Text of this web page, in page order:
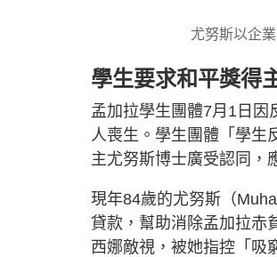
尤努斯以企
學生要求和平獎得
孟加拉學生團體7月1日因
人喪生。學生團體「學生
主尤努斯博士廣受認同，
現年84歲的尤努斯（
貸款，幫助消除孟加拉赤
西娜敵視，被她指控「吸